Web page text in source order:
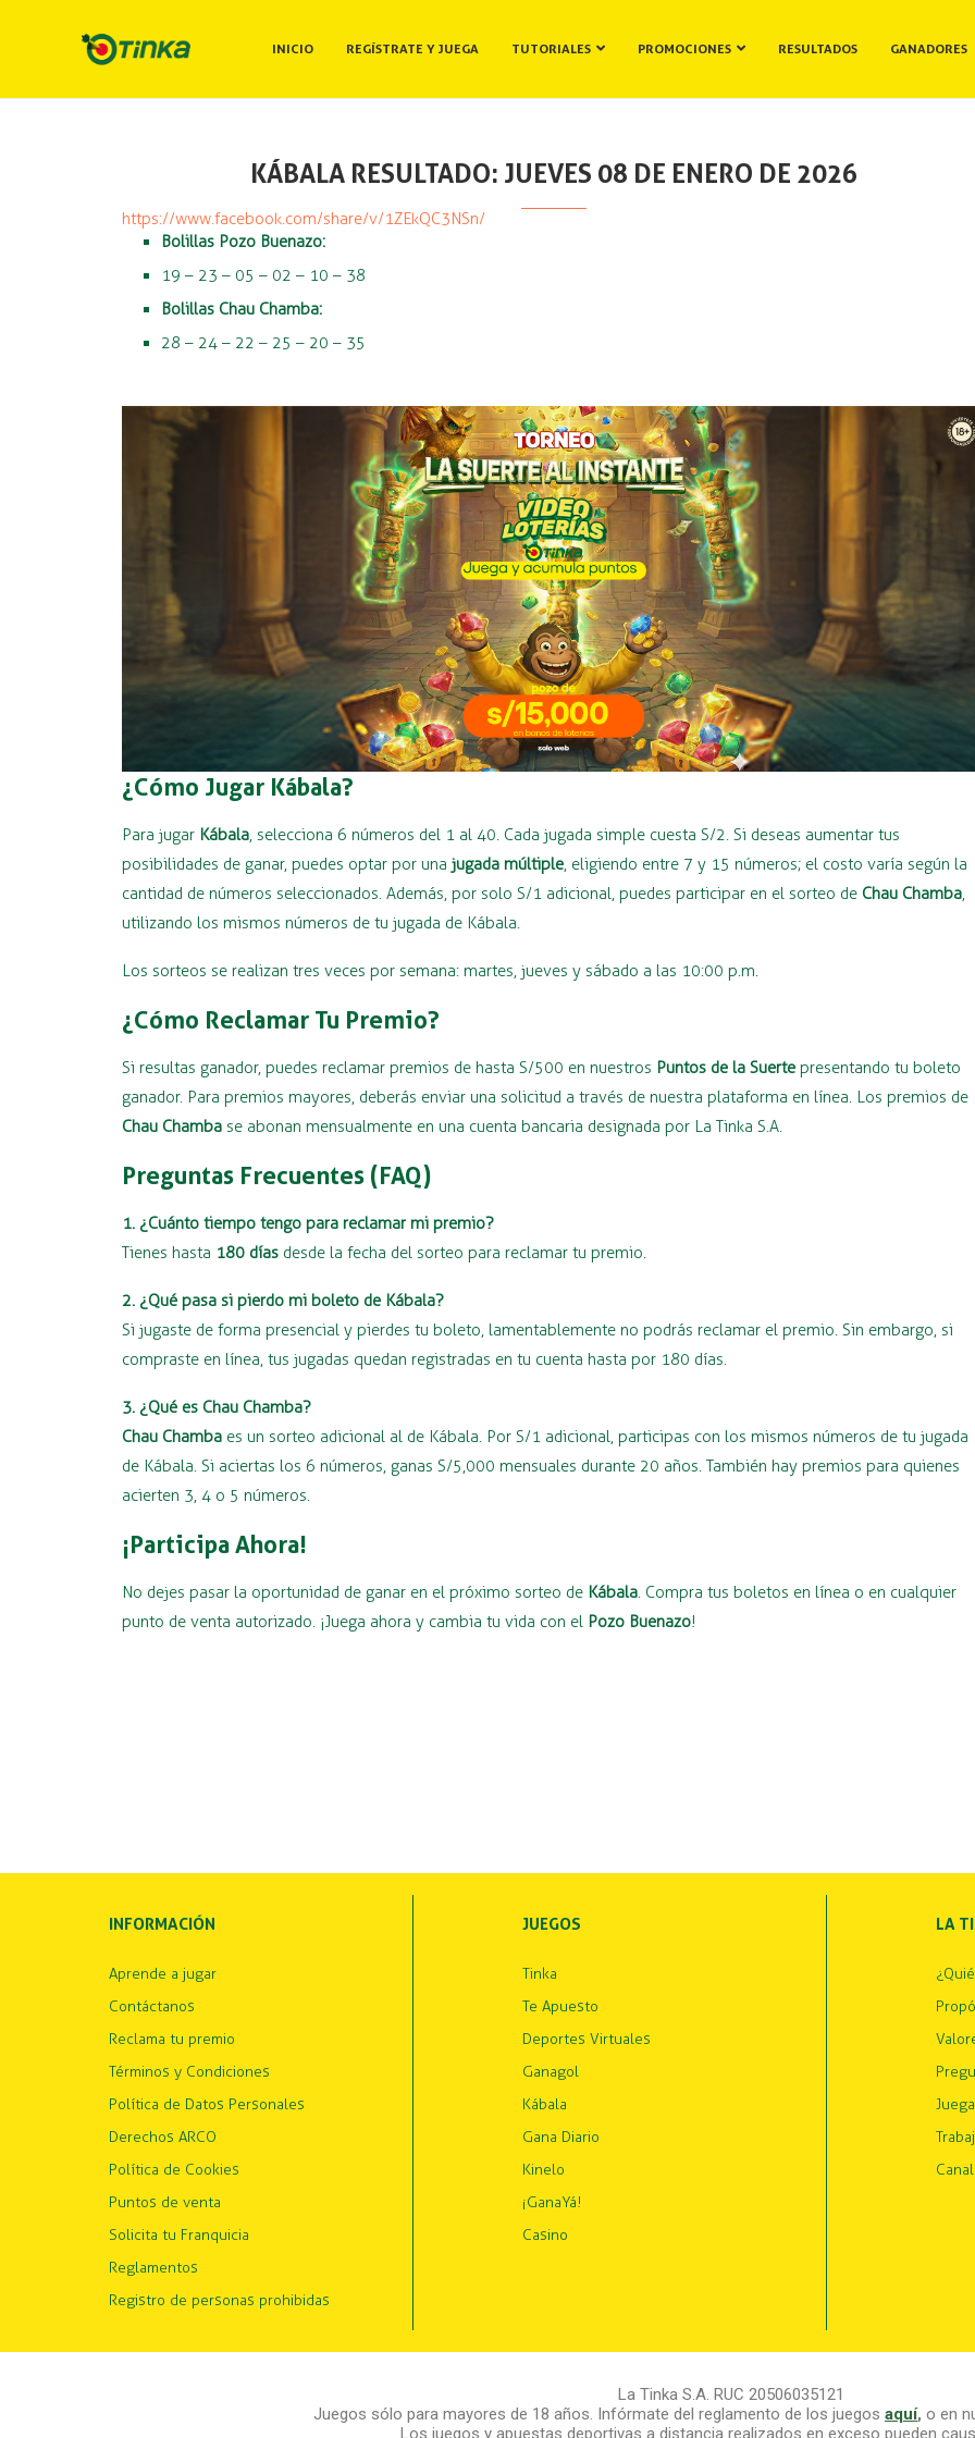
INICIO REGÍSTRATE Y JUEGA TUTORIALES PROMOCIONES RESULTADOS GANADORES
KÁBALA RESULTADO: JUEVES 08 DE ENERO DE 2026
https://www.facebook.com/share/v/1ZEkQC3NSn/
Bolillas Pozo Buenazo:
19 – 23 – 05 – 02 – 10 – 38
Bolillas Chau Chamba:
28 – 24 – 22 – 25 – 20 – 35
¿Cómo Jugar Kábala?
Para jugar Kábala, selecciona 6 números del 1 al 40. Cada jugada simple cuesta S/2. Si deseas aumentar tus
posibilidades de ganar, puedes optar por una jugada múltiple, eligiendo entre 7 y 15 números; el costo varía según la
cantidad de números seleccionados. Además, por solo S/1 adicional, puedes participar en el sorteo de Chau Chamba,
utilizando los mismos números de tu jugada de Kábala.
Los sorteos se realizan tres veces por semana: martes, jueves y sábado a las 10:00 p.m.
¿Cómo Reclamar Tu Premio?
Si resultas ganador, puedes reclamar premios de hasta S/500 en nuestros Puntos de la Suerte presentando tu boleto
ganador. Para premios mayores, deberás enviar una solicitud a través de nuestra plataforma en línea. Los premios de
Chau Chamba se abonan mensualmente en una cuenta bancaria designada por La Tinka S.A.
Preguntas Frecuentes (FAQ)
1. ¿Cuánto tiempo tengo para reclamar mi premio?
Tienes hasta 180 días desde la fecha del sorteo para reclamar tu premio.
2. ¿Qué pasa si pierdo mi boleto de Kábala?
Si jugaste de forma presencial y pierdes tu boleto, lamentablemente no podrás reclamar el premio. Sin embargo, si
compraste en línea, tus jugadas quedan registradas en tu cuenta hasta por 180 días.
3. ¿Qué es Chau Chamba?
Chau Chamba es un sorteo adicional al de Kábala. Por S/1 adicional, participas con los mismos números de tu jugada
de Kábala. Si aciertas los 6 números, ganas S/5,000 mensuales durante 20 años. También hay premios para quienes
acierten 3, 4 o 5 números.
¡Participa Ahora!
No dejes pasar la oportunidad de ganar en el próximo sorteo de Kábala. Compra tus boletos en línea o en cualquier
punto de venta autorizado. ¡Juega ahora y cambia tu vida con el Pozo Buenazo!
INFORMACIÓN
Aprende a jugar
Contáctanos
Reclama tu premio
Términos y Condiciones
Política de Datos Personales
Derechos ARCO
Política de Cookies
Puntos de venta
Solicita tu Franquicia
Reglamentos
Registro de personas prohibidas
JUEGOS
Tinka
Te Apuesto
Deportes Virtuales
Ganagol
Kábala
Gana Diario
Kinelo
¡GanaYá!
Casino
LA
La Tinka S.A. RUC 20506035121
Juegos sólo para mayores de 18 años. Infórmate del reglamento de los juegos aquí, o en
Los juegos y apuestas deportivas a distancia realizados en exceso pueden